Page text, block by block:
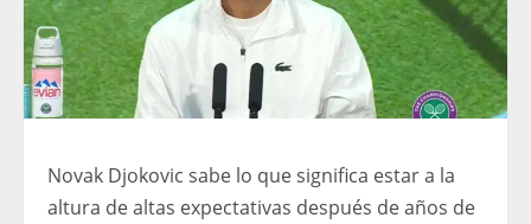
Novak Djokovic sabe lo que significa estar a la
altura de altas expectativas después de años de